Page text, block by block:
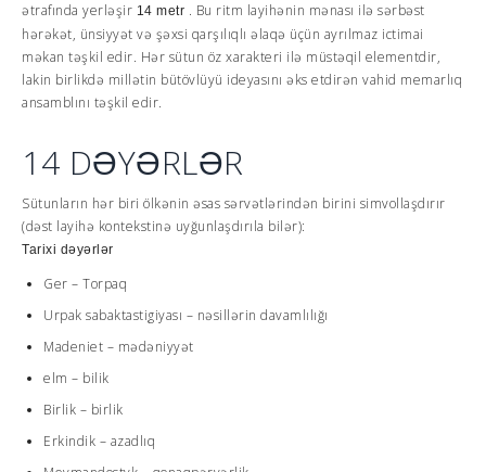
ətrafında yerləşir 14 metr . Bu ritm layihənin mənası ilə sərbəst
hərəkət, ünsiyyət və şəxsi qarşılıqlı əlaqə üçün ayrılmaz ictimai
məkan təşkil edir. Hər sütun öz xarakteri ilə müstəqil elementdir,
lakin birlikdə millətin bütövlüyü ideyasını əks etdirən vahid memarlıq
ansamblını təşkil edir.
14 DƏYƏRLƏR
Sütunların hər biri ölkənin əsas sərvətlərindən birini simvollaşdırır
(dəst layihə kontekstinə uyğunlaşdırıla bilər):
Tarixi dəyərlər
Ger – Torpaq
Urpak sabaktastigiyası – nəsillərin davamlılığı
Madeniet – mədəniyyət
elm – bilik
Birlik – birlik
Erkindik – azadlıq